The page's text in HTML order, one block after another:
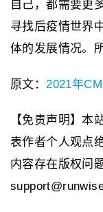
自己，都需要更
寻找后疫情世界
体的发展情况。
原文： 2021年
【免责声明】本
表作者个人观点
内容存在版权问